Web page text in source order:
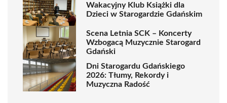
Wakacyjny Klub Książki dla
Dzieci w Starogardzie Gdańskim
Scena Letnia SCK – Koncerty
Wzbogacą Muzycznie Starogard
Gdański
Dni Starogardu Gdańskiego
2026: Tłumy, Rekordy i
Muzyczna Radość